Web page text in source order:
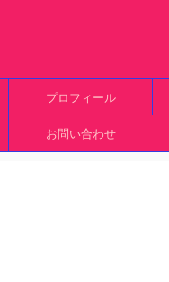
プロフィール
お問い合わせ